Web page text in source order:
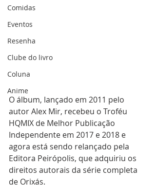
Comidas
Eventos
Resenha
Clube do livro
Coluna
Anime
O álbum, lançado em 2011 pelo
autor Alex Mir, recebeu o Troféu
HQMIX de Melhor Publicação
Independente em 2017 e 2018 e
agora está sendo relançado pela
Editora Peirópolis, que adquiriu os
direitos autorais da série completa
de Orixás.